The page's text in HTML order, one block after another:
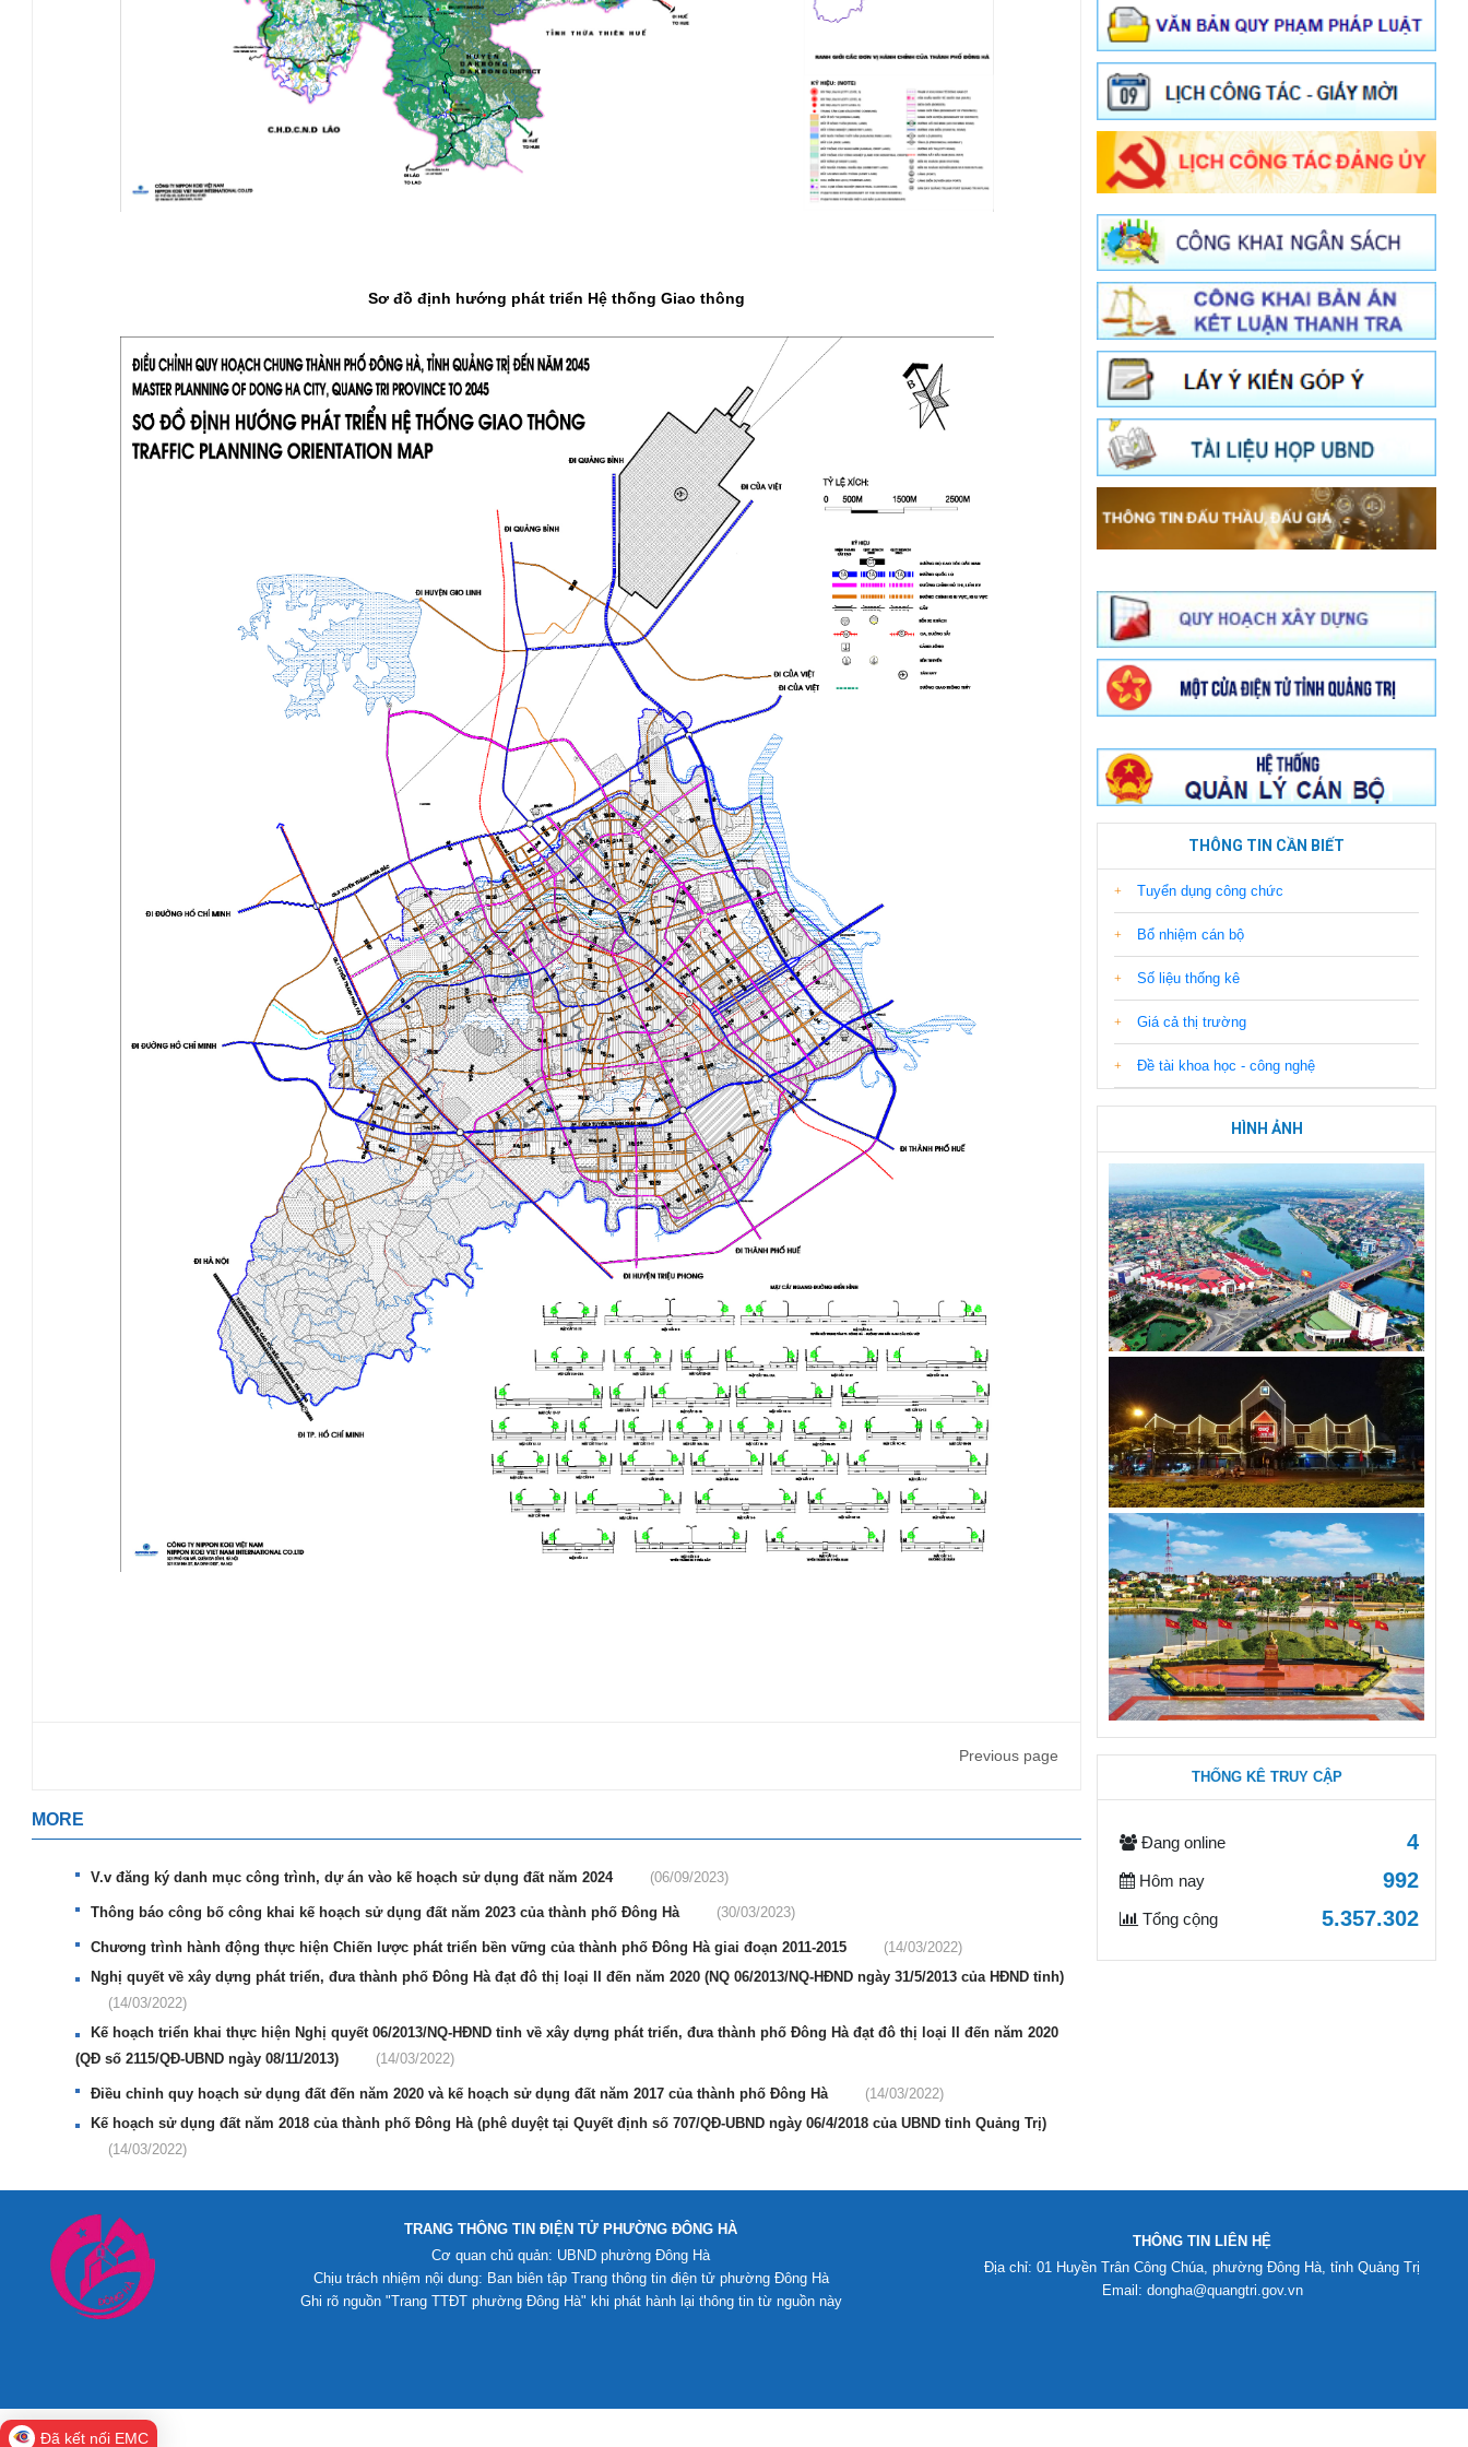
Sơ đồ định hướng phát triển Hệ thống Giao thông
Previous page
MORE
V.v đăng ký danh mục công trình, dự án vào kế hoạch sử dụng đất năm 2024 (06/09/2023)
Thông báo công bố công khai kế hoạch sử dụng đất năm 2023 của thành phố Đông Hà (30/03/2023)
Chương trình hành động thực hiện Chiến lược phát triển bền vững của thành phố Đông Hà giai đoạn 2011-2015
(14/03/2022)
Nghị quyết về xây dựng phát triển, đưa thành phố Đông Hà đạt đô thị loại II đến năm 2020 (NQ 06/2013/NQ-HĐND ngày 31/5/2013 của HĐND tỉnh)
(14/03/2022)
Kế hoạch triển khai thực hiện Nghị quyết 06/2013/NQ-HĐND tỉnh về xây dựng phát triển, đưa thành phố Đông Hà đạt đô thị loại II đến năm 2020
(QĐ số 2115/QĐ-UBND ngày 08/11/2013)
(14/03/2022)
Điều chỉnh quy hoạch sử dụng đất đến năm 2020 và kế hoạch sử dụng đất năm 2017 của thành phố Đông Hà
(14/03/2022)
Kế hoạch sử dụng đất năm 2018 của thành phố Đông Hà (phê duyệt tại Quyết định số 707/QĐ-UBND ngày 06/4/2018 của UBND tỉnh Quảng Trị)
(14/03/2022)
THÔNG TIN CẦN BIẾT
Tuyển dụng công chức
Bổ nhiệm cán bộ
Số liệu thống kê
Giá cả thị trường
Đề tài khoa học - công nghệ
HÌNH ẢNH
THỐNG KÊ TRUY CẬP
Đang online 4
Hôm nay 992
Tổng cộng 5.357.302
TRANG THÔNG TIN ĐIỆN TỬ PHƯỜNG ĐÔNG HÀ
Cơ quan chủ quản: UBND phường Đông Hà
Chịu trách nhiệm nội dung: Ban biên tập Trang thông tin điện tử phường Đông Hà
Ghi rõ nguồn "Trang TTĐT phường Đông Hà" khi phát hành lại thông tin từ nguồn này
THÔNG TIN LIÊN HỆ
Địa chỉ: 01 Huyền Trân Công Chúa, phường Đông Hà, tỉnh Quảng Trị
Email: dongha@quangtri.gov.vn
Đã kết nối EMC